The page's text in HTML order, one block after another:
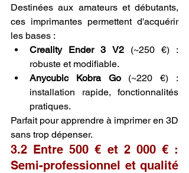
Destinées aux amateurs et débutants,
ces imprimantes permettent d'acquérir
les bases :
Creality Ender 3 V2 (~250 €) :
robuste et modifiable.
Anycubic Kobra Go (~220 €) :
installation rapide, fonctionnalités
pratiques.
Parfait pour apprendre à imprimer en 3D
sans trop dépenser.
3.2 Entre 500 € et 2 000 € :
Semi-professionnel et qualité